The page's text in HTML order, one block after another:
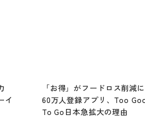
イ
「お得」がフードロス削
60万人登録アプリ、Too
To Go日本急拡大の理由